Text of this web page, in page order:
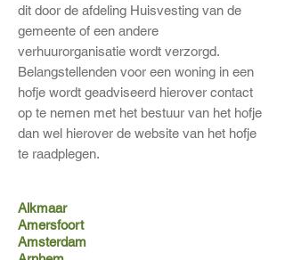
dit door de afdeling Huisvesting van de
gemeente of een andere
verhuurorganisatie wordt verzorgd.
Belangstellenden voor een woning in een
hofje wordt geadviseerd hierover contact
op te nemen met het bestuur van het hofje
dan wel hierover de website van het hofje
te raadplegen.
Alkmaar
Amersfoort
Amsterdam